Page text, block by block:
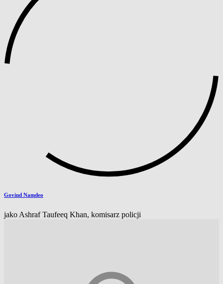
Govind Namdeo
jako Ashraf Taufeeq Khan, komisarz policji